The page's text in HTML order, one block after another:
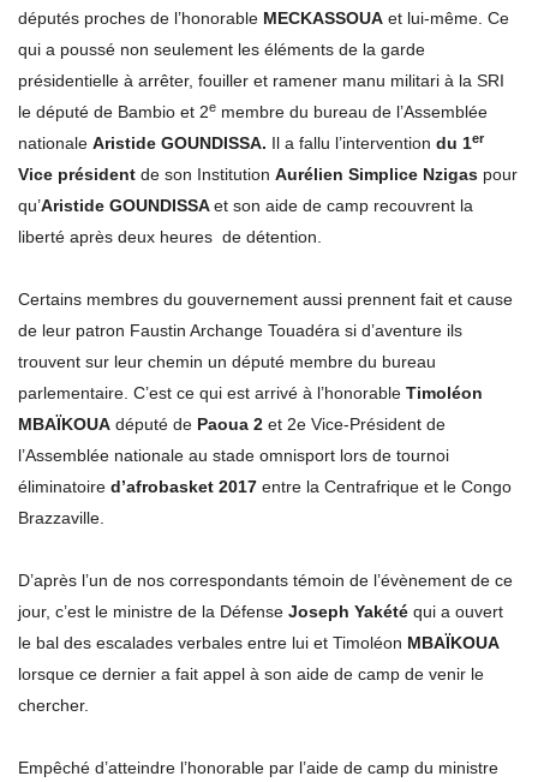
députés proches de l’honorable MECKASSOUA et lui-même. Ce
qui a poussé non seulement les éléments de la garde
présidentielle à arrêter, fouiller et ramener manu militari à la SRI
le député de Bambio et 2e membre du bureau de l’Assemblée
nationale Aristide GOUNDISSA. Il a fallu l’intervention du 1er
Vice président de son Institution Aurélien Simplice Nzigas pour
qu’Aristide GOUNDISSAet son aide de camp recouvrent la
liberté après deux heures de détention.
Certains membres du gouvernement aussi prennent fait et cause
de leur patron Faustin Archange Touadéra si d’aventure ils
trouvent sur leur chemin un député membre du bureau
parlementaire. C’est ce qui est arrivé à l’honorable Timoléon
MBAÏKOUA député de Paoua 2 et 2e Vice-Président de
l’Assemblée nationale au stade omnisport lors de tournoi
éliminatoire d’afrobasket 2017 entre la Centrafrique et le Congo
Brazzaville.
D’après l’un de nos correspondants témoin de l’évènement de ce
jour, c’est le ministre de la Défense Joseph Yakété qui a ouvert
le bal des escalades verbales entre lui et Timoléon MBAÏKOUA
lorsque ce dernier a fait appel à son aide de camp de venir le
chercher.
Empêché d’atteindre l’honorable par l’aide de camp du ministre